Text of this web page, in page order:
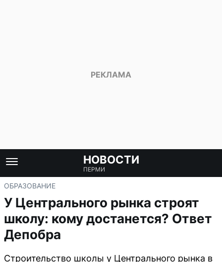
НОВОСТИ
ПЕРМИ
ОБРАЗОВАНИЕ
У Центрального рынка строят
школу: кому достанется? Ответ
Депобра
Строительство школы у Центрального рынка в